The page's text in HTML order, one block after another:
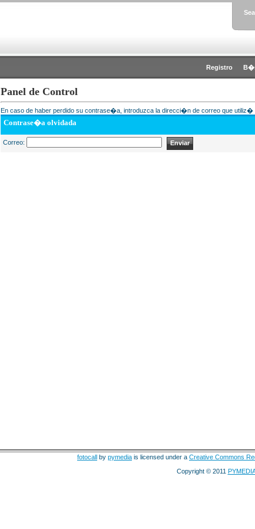
Registro
Panel de Control
En caso de haber perdido su contrase�a, introduzca la direcci�n de correo que utiliz�
Contrase�a olvidada
Correo:
fotocall by pymedia is licensed under a Creative Commons
Copyright © 2011